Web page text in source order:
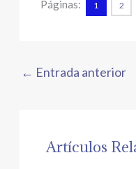
Páginas: 1 2
← Entrada anterior
Artículos